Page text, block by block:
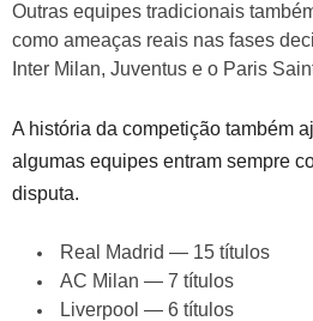
Outras equipes tradicionais
como ameaças reais nas fases
Inter Milan, Juventus e o Paris
A história da competição também
algumas equipes entram sempre
disputa.
Real Madrid — 15 títulos
AC Milan — 7 títulos
Liverpool — 6 títulos